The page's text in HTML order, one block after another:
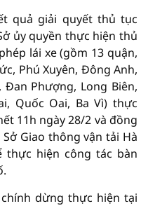
quả giải quyết thủ tục
ủy quyền thực hiện thủ
lái xe (gồm 13 quận,
Phú Xuyên, Đông Anh,
Đan Phượng, Long Biên,
Quốc Oai, Ba Vì) thực
11h ngày 28/2 và đồng
Giao thông vận tải Hà
thực hiện công tác bàn
dừng thực hiện tại